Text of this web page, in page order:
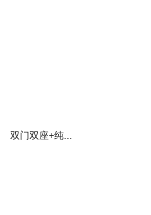
双门双座+纯...